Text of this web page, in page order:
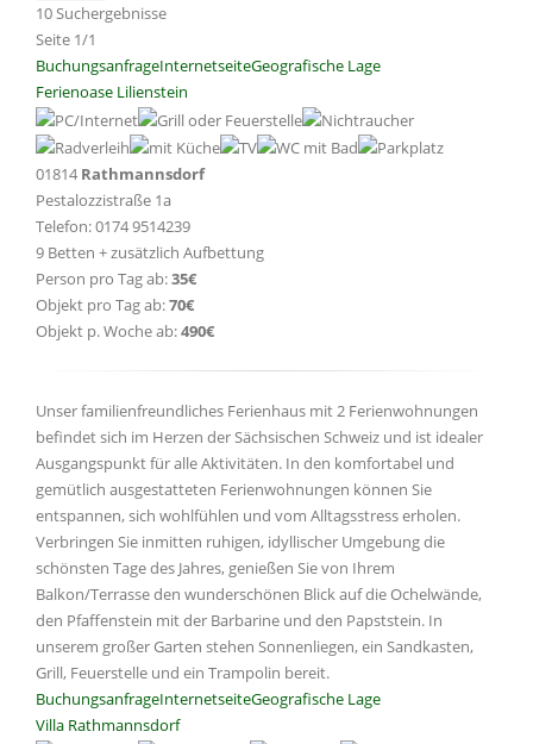
10 Suchergebnisse
Seite 1/1
BuchungsanfrageInternetseiteGeografische Lage
Ferienoase Lilienstein
01814 Rathmannsdorf
Pestalozzistraße 1a
Telefon: 0174 9514239
9 Betten + zusätzlich Aufbettung
Person pro Tag ab:35€
Objekt pro Tag ab:70€
Objekt p. Woche ab:490€
Unser familienfreundliches Ferienhaus mit 2 Ferienwohnungen
befindet sich im Herzen der Sächsischen Schweiz und ist idealer
Ausgangspunkt für alle Aktivitäten. In den komfortabel und
gemütlich ausgestatteten Ferienwohnungen können Sie
entspannen, sich wohlfühlen und vom Alltagsstress erholen.
Verbringen Sie inmitten ruhigen, idyllischer Umgebung die
schönsten Tage des Jahres, genießen Sie von Ihrem
Balkon/Terrasse den wunderschönen Blick auf die Ochelwände,
den Pfaffenstein mit der Barbarine und den Papststein. In
unserem großer Garten stehen Sonnenliegen, ein Sandkasten,
Grill, Feuerstelle und ein Trampolin bereit.
BuchungsanfrageInternetseiteGeografische Lage
Villa Rathmannsdorf